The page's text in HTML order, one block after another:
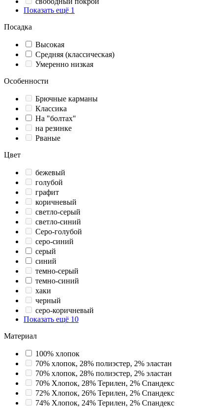
Показать ещё 1
Посадка
Высокая
Средняя (классическая)
Умеренно низкая
Особенности
Брючные карманы
Классика
На "болтах"
на резинке
Рваные
Цвет
бежевый
голубой
графит
коричневый
светло-серый
светло-синий
Серо-голубой
серо-синий
серый
синий
темно-серый
темно-синий
хаки
черный
серо-коричневый
Показать ещё 10
Материал
100% хлопок
70% хлопок, 28% полиэстер, 2% эластан
70% хлопок, 28% полиэстер, 2% эластан
70% Хлопок, 28% Терилен, 2% Спандекс
72% Хлопок, 26% Терилен, 2% Спандекс
74% Хлопок, 24% Терилен, 2% Спандекс